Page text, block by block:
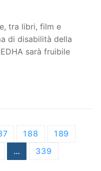
tra libri, film e
di disabilità della
sarà fruibile
188
189
…
339